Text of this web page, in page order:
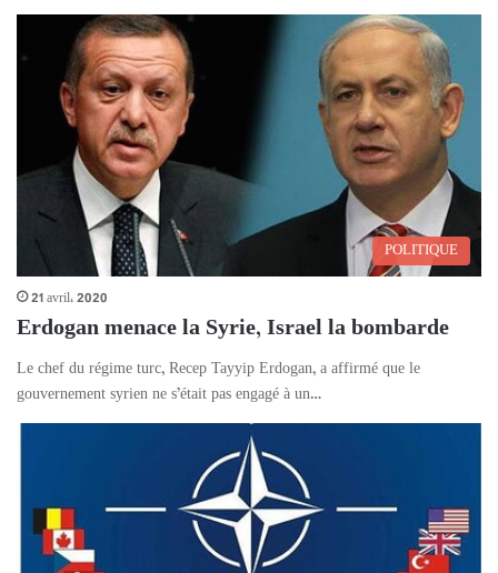
POLITIQUE
21 avril، 2020
Erdogan menace la Syrie, Israel la bombarde
Le chef du régime turc, Recep Tayyip Erdogan, a affirmé que le
gouvernement syrien ne s’était pas engagé à un…